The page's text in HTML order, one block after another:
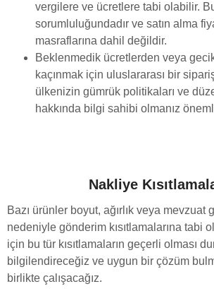
vergilere ve ücretlere tabi olabilir. Bu
sorumluluğundadır ve satın alma
masraflarına dahil değildir.
Beklenmedik ücretlerden veya
kaçınmak için uluslararası bir
ülkenizin gümrük politikaları ve
hakkında bilgi sahibi olmanız
Nakliye
Bazı ürünler boyut, ağırlık veya mevzuat
nedeniyle gönderim kısıtlamalarına tabi
için bu tür kısıtlamaların geçerli olması
bilgilendireceğiz ve uygun bir çözüm
birlikte çalışacağız.